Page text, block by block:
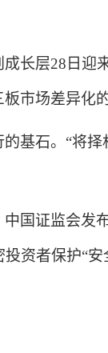
层28日迎
市场差异化
石。“将择
证监会发
资者保护“安